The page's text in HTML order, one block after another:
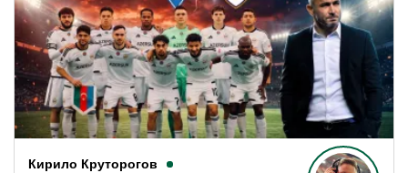
Кирило Круторогов